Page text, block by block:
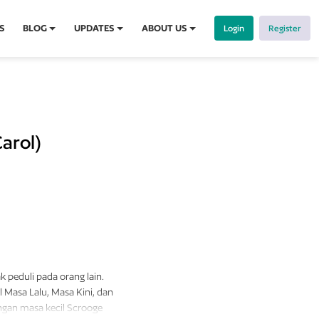
BLOG UPDATES ABOUT US Login Register
peduli pada orang lain.
Masa Lalu, Masa Kini, dan
masa kecil Scrooge